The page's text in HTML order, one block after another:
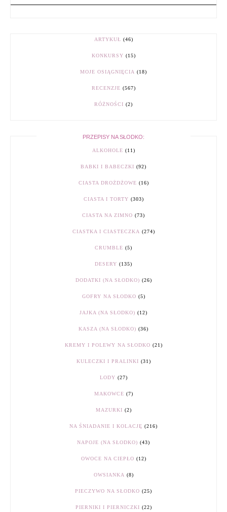
ARTYKUŁ (46)
KONKURSY (15)
MOJE OSIĄGNIĘCIA (18)
RECENZJE (567)
RÓŻNOŚCI (2)
PRZEPISY NA SŁODKO:
ALKOHOLE (11)
BABKI I BABECZKI (92)
CIASTA DROŻDŻOWE (16)
CIASTA I TORTY (303)
CIASTA NA ZIMNO (73)
CIASTKA I CIASTECZKA (274)
CRUMBLE (5)
DESERY (135)
DODATKI (NA SŁODKO) (26)
GOFRY NA SŁODKO (5)
JAJKA (NA SŁODKO) (12)
KASZA (NA SŁODKO) (36)
KREMY I POLEWY NA SŁODKO (21)
KULECZKI I PRALINKI (31)
LODY (27)
MAKOWCE (7)
MAZURKI (2)
NA ŚNIADANIE I KOLACJĘ (216)
NAPOJE (NA SŁODKO) (43)
OWOCE NA CIEPŁO (12)
OWSIANKA (8)
PIECZYWO NA SŁODKO (25)
PIERNIKI I PIERNICZKI (22)